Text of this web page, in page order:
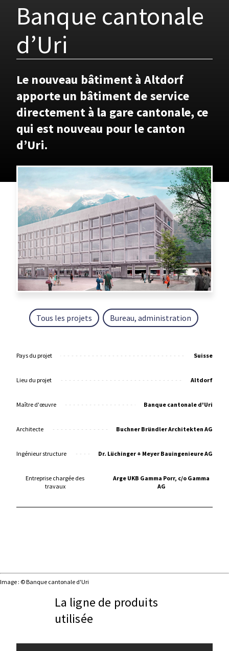
Banque cantonale
d’Uri
Le nouveau bâtiment à Altdorf
apporte un bâtiment de service
directement à la gare cantonale, ce
qui est nouveau pour le canton
d’Uri.
Tous les projets Bureau, administration
Pays du projet Suisse
Lieu du projet Altdorf
Maître d'œuvre Banque cantonale d'Uri
Architecte Buchner Bründler Architekten AG
Ingénieur structure Dr. Lüchinger + Meyer Bauingenieure AG
Entreprise chargée des
travaux
Arge UKB Gamma Porr, c/o Gamma
AG
Image : © Banque cantonale d'Uri
La ligne de produits
utilisée